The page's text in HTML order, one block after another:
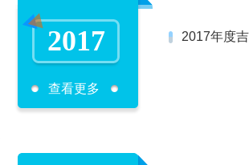
2017
查看更多
2017年度